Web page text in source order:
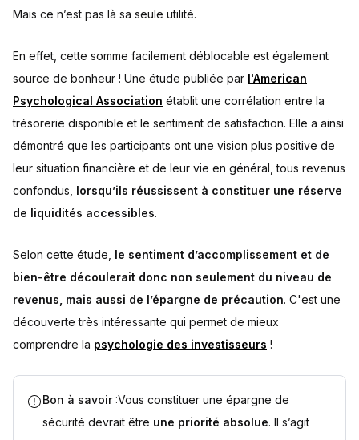
Mais ce n’est pas là sa seule utilité.
En effet, cette somme facilement déblocable est également
source de bonheur ! Une étude publiée par l'American
Psychological Association établit une corrélation entre la
trésorerie disponible et le sentiment de satisfaction. Elle a ainsi
démontré que les participants ont une vision plus positive de
leur situation financière et de leur vie en général, tous revenus
confondus, lorsqu’ils réussissent à constituer une réserve
de liquidités accessibles.
Selon cette étude, le sentiment d’accomplissement et de
bien-être découlerait donc non seulement du niveau de
revenus, mais aussi de l’épargne de précaution. C'est une
découverte très intéressante qui permet de mieux
comprendre la psychologie des investisseurs !
Bon à savoir :Vous constituer une épargne de
sécurité devrait être une priorité absolue. Il s’agit